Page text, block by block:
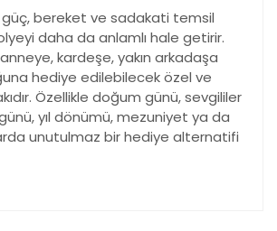
güç, bereket ve sadakati temsil
daha da anlamlı hale getirir.
kardeşe, yakın arkadaşa
hediye edilebilecek özel ve
Özellikle doğum günü, sevgililer
yıl dönümü, mezuniyet ya da
unutulmaz bir hediye alternatifi